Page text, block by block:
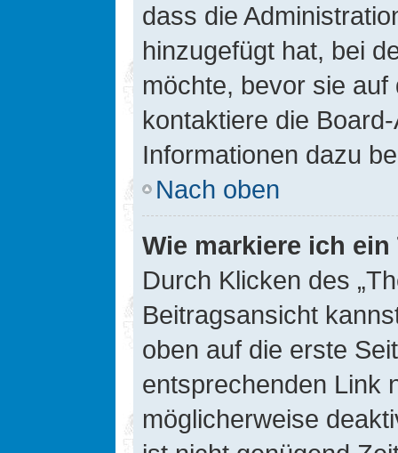
dass die
hinzugefügt hat, bei
möchte, bevor sie
kontaktiere die
Informationen dazu
Nach oben
Wie markiere ich
Durch Klicken des
Beitragsansicht
oben auf die erste
entsprechenden Link
möglicherweise